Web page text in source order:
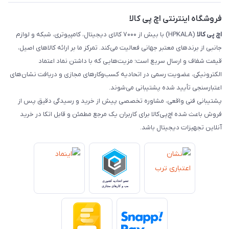
رهگیری مرسولات ماهکس
فروشگاه اینترنتی اچ پی کالا
اچ‌ پی‌ کالا
(HPKALA) با بیش از ۷۰۰۰ کالای دیجیتال، کامپیوتری، شبکه و لوازم
جانبی از برندهای معتبر جهانی فعالیت می‌کند. تمرکز ما بر ارائه کالاهای اصیل،
قیمت شفاف و ارسال سریع است؛ مزیت‌هایی که با داشتن نماد اعتماد
الکترونیکی، عضویت رسمی در اتحادیه کسب‌وکارهای مجازی و دریافت نشان‌های
اعتبارسنجی تأیید شده پشتیبانی می‌شوند.
پشتیبانی فنی واقعی، مشاوره تخصصی پیش از خرید و رسیدگی دقیق پس از
فروش باعث شده اچ‌پی‌کالا برای کاربران یک مرجع مطمئن و قابل اتکا در خرید
آنلاین تجهیزات دیجیتال باشد.